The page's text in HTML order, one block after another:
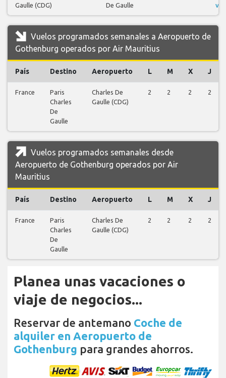
Gaulle (CDG)
De Gaulle
Vuelos programados semanales a Aeropuerto de
Gothenburg operados por Air Mauritius
País Destino Aeropuerto L M X J
France
Paris
Charles
De
Gaulle
Charles De
Gaulle (CDG)
2 2 2 2
Vuelos programados semanales desde
Aeropuerto de Gothenburg operados por Air
Mauritius
País Destino Aeropuerto L M X J
France
Paris
Charles
De
Gaulle
Charles De
Gaulle (CDG)
2 2 2 2
Planea unas vacaciones o
viaje de negocios...
Reservar de antemano Coche de
alquiler en Aeropuerto de
Gothenburg para grandes ahorros.